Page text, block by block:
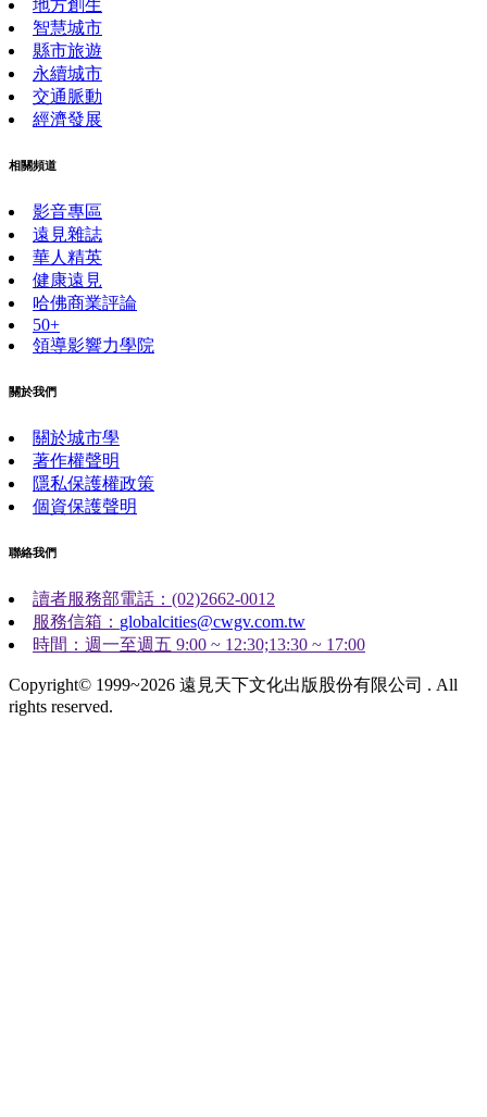
地方創生
智慧城市
縣市旅遊
永續城市
交通脈動
經濟發展
相關頻道
影音專區
遠見雜誌
華人精英
健康遠見
哈佛商業評論
50+
領導影響力學院
關於我們
關於城市學
著作權聲明
隱私保護權政策
個資保護聲明
聯絡我們
讀者服務部電話：(02)2662-0012
服務信箱： globalcities@cwgv.com.tw
時間：週一至週五 9:00 ~ 12:30;13:30 ~ 17:00
Copyright© 1999~2026 遠見天下文化出版股份有限公司 . All
rights reserved.